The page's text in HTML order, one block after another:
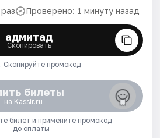
Проверено: 1 минуту назад
адмитад
Скопировать
Скопируйте промокод
билеты
на Kassir.ru
билет и примените промокод
до оплаты